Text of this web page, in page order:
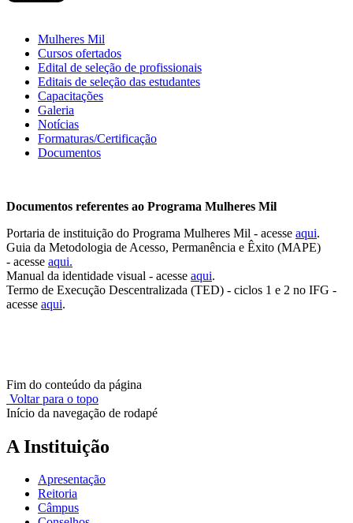
Mulheres Mil
Cursos ofertados
Edital de seleção de profissionais
Editais de seleção das estudantes
Capacitações
Galeria
Notícias
Formaturas/Certificação
Documentos
Documentos referentes ao Programa Mulheres Mil
Portaria de instituição do Programa Mulheres Mil - acesse aqui.
Guia da Metodologia de Acesso, Permanência e Êxito (MAPE)
- acesse aqui.
Manual da identidade visual - acesse aqui.
Termo de Execução Descentralizada (TED) - ciclos 1 e 2 no IFG -
acesse aqui.
Fim do conteúdo da página
Voltar para o topo
Início da navegação de rodapé
A Instituição
Apresentação
Reitoria
Câmpus